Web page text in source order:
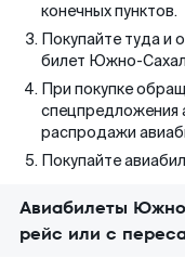
конечных пунктов.
Покупайте туда и
билет Южно-
При покупке
спецпредложения
распродажи
Покупайте
Авиабилеты
рейс или с